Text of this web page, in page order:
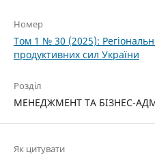
Номер
Том 1 № 30 (2025):
продуктивних сил України
Розділ
МЕНЕДЖМЕНТ ТА БІЗНЕС-
Як цитувати